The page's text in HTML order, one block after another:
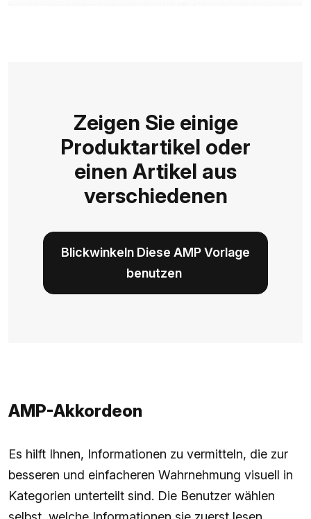
Zeigen Sie einige
Produktartikel oder
einen Artikel aus
verschiedenen
Blickwinkeln Diese AMP Vorlage
benutzen
AMP-Akkordeon
Es hilft Ihnen, Informationen zu vermitteln, die zur
besseren und einfacheren Wahrnehmung visuell in
Kategorien unterteilt sind. Die Benutzer wählen